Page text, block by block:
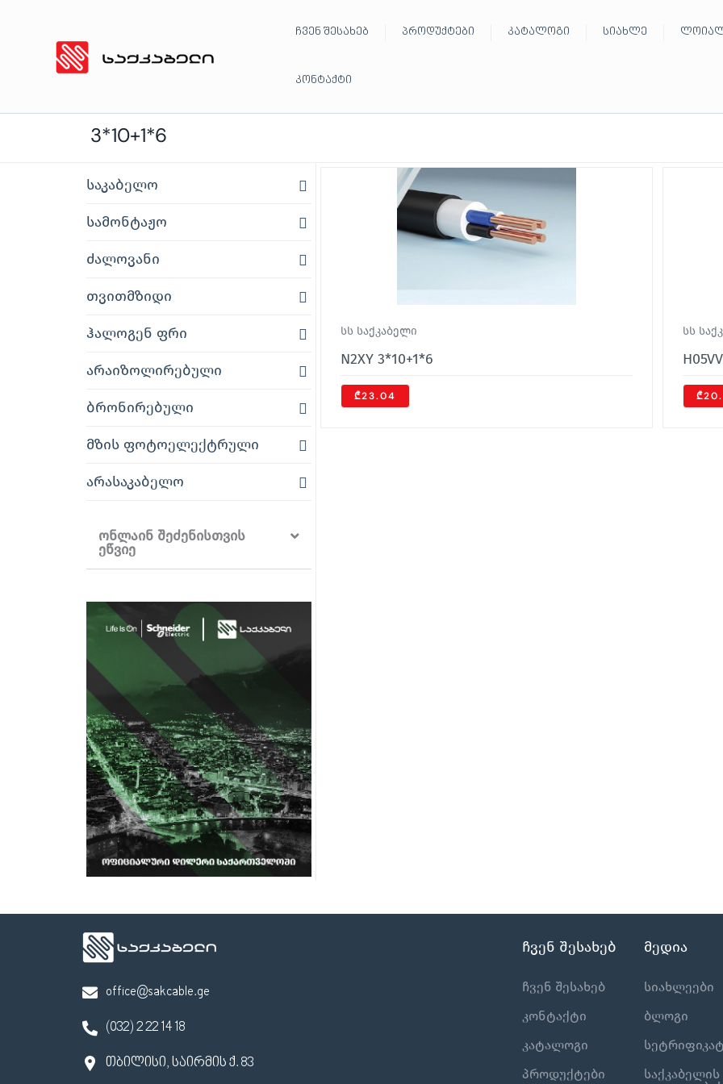
ჩვენ შესახებ პროდუქტები კატალოგი სიახლე
კონტაქტი
3*10+1*6
საკაბელო
სამონტაჟო
ძალოვანი
თვითმზიდი
ჰალოგენ ფრი
არაიზოლირებული
ბრონირებული
მზის ფოტოელექტრული
არასაკაბელო
ონლაინ შეძენისთვის
ეწვიე
სს საქკაბელი
N2XY 3*10+1*6
₾23.04
სს
office@sakcable.ge
(032) 2 22 14 18
თბილისი, საირმის ქ. 83
ჩვენ შესახებ
ჩვენ შესახებ
კონტაქტი
კატალოგი
პროდუქტები
მედია
სიახლეები
ბლოგი
საქკაბელის